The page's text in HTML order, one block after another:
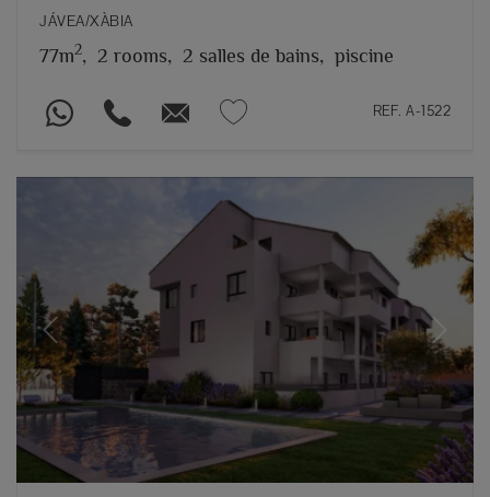
JÁVEA/XÀBIA
77m2, 2 rooms, 2 salles de bains, piscine
REF. A-1522
Previous Next